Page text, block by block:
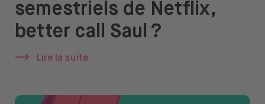
À propos de nous
Emplois
Presse
semestriels de Netflix,
better call Saul ?
Lire la suite